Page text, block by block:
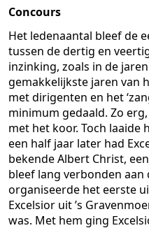
Concours
Het ledenaantal bleef de
tussen de dertig en
inzinking, zoals in de
gemakkelijkste jaren van
met dirigenten en het
minimum gedaald. Zo
met het koor. Toch laaide
een half jaar later had
bekende Albert Christ,
bleef lang verbonden aan
organiseerde het eerste
Excelsior uit ’s
was. Met hem ging